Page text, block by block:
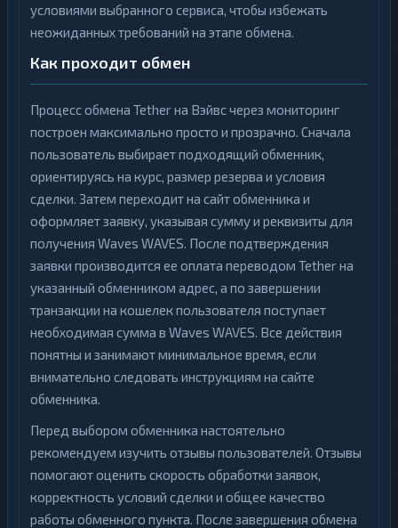
условиями выбранного сервиса, чтобы избежать
неожиданных требований на этапе обмена.
Как проходит обмен
Процесс обмена Tether на Вэйвс через мониторинг
построен максимально просто и прозрачно. Сначала
пользователь выбирает подходящий обменник,
ориентируясь на курс, размер резерва и условия
сделки. Затем переходит на сайт обменника и
оформляет заявку, указывая сумму и реквизиты для
получения Waves WAVES. После подтверждения
заявки производится ее оплата переводом Tether на
указанный обменником адрес, а по завершении
транзакции на кошелек пользователя поступает
необходимая сумма в Waves WAVES. Все действия
понятны и занимают минимальное время, если
внимательно следовать инструкциям на сайте
обменника.
Перед выбором обменника настоятельно
рекомендуем изучить отзывы пользователей. Отзывы
помогают оценить скорость обработки заявок,
корректность условий сделки и общее качество
работы обменного пункта. После завершения обмена